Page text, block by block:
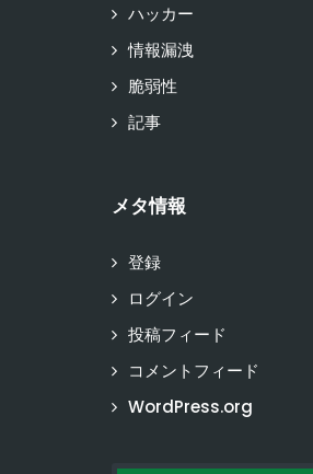
ハッカー
情報漏洩
脆弱性
記事
メタ情報
登録
ログイン
投稿フィード
コメントフィード
WordPress.org